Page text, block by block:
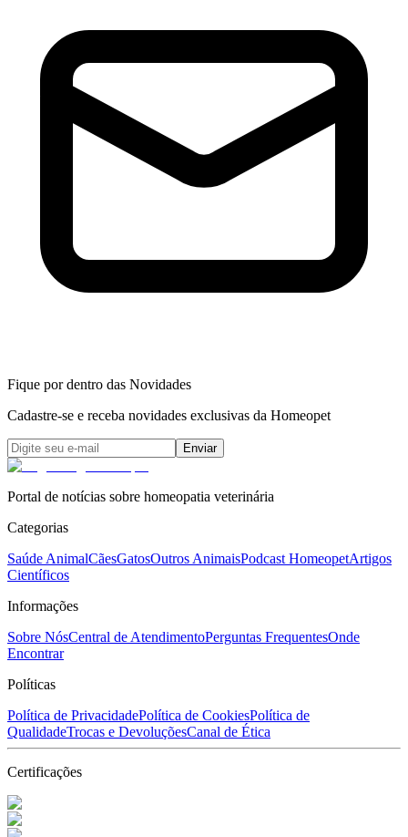
Fique por dentro das Novidades
Cadastre-se e receba novidades exclusivas da Homeopet
Enviar
Portal de notícias sobre homeopatia veterinária
Categorias
Saúde AnimalCãesGatosOutros AnimaisPodcast HomeopetArtigos
Científicos
Informações
Sobre NósCentral de AtendimentoPerguntas FrequentesOnde
Encontrar
Políticas
Política de PrivacidadePolítica de CookiesPolítica de
QualidadeTrocas e DevoluçõesCanal de Ética
Certificações